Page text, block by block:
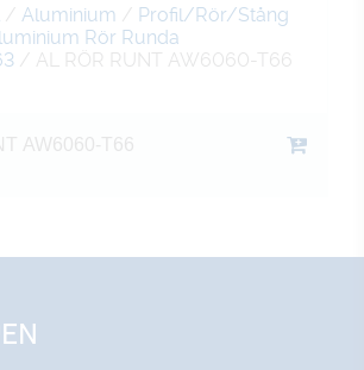
/ Aluminium / Profil/Rör/Stång
Rör Runda
/ AL RÖR RUNT AW6060-T66
AW6060-T66